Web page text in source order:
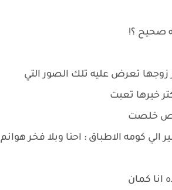
صحيح ؟!
زوجها تعرض عليه تلك الصور التي
خيرها تعبت
خلصت
كومه الاطباق : احنا وبلا فخر هوانم
انا كمان